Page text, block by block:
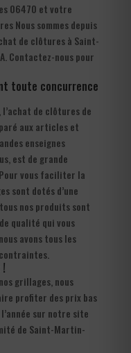
06470 et votre
Nous sommes depuis
de clôtures à Saint-
Contactez-nous pour
toute concurrence
de clôtures de
aux articles et
enseignes
est de grande
vous faciliter la
sont dotés d’une
nos produits sont
qualité qui vous
avons tous les
grillages, nous
profiter des prix bas
sur notre site
de Saint-Martin-